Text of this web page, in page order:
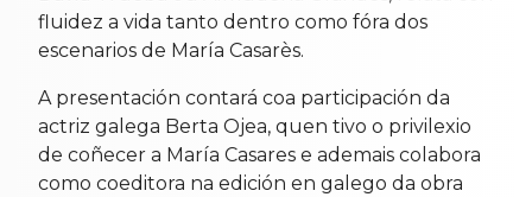
fluidez a vida tanto dentro como fóra dos
escenarios de María Casarès.
A presentación contará coa participación da
actriz galega Berta Ojea, quen tivo o privilexio
de coñecer a María Casares e ademais colabora
como coeditora na edición en galego da obra